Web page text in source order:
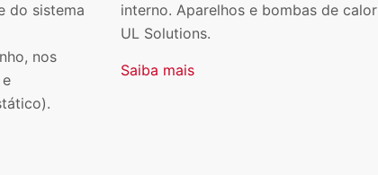
do sistema
nos
interno. Aparelhos e bombas de
UL Solutions.
Saiba mais